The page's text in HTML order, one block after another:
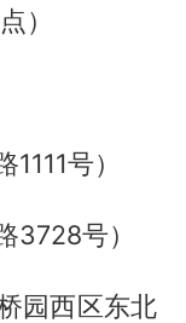
）
号）
3728号）
园西区东北